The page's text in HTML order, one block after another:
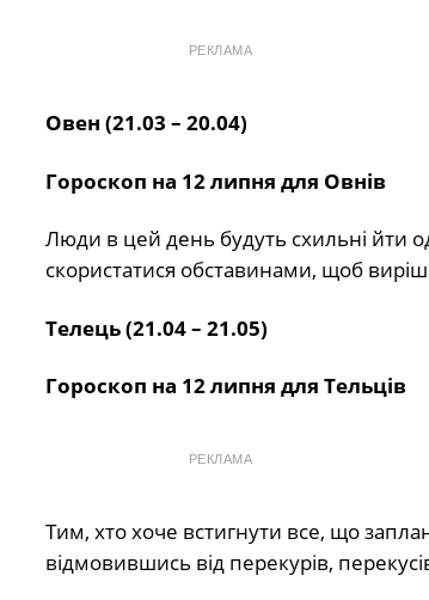
РЕКЛАМА
Овен (21.03 – 20.04)
Гороскоп на 12 липня для Овнів
Люди в цей день будуть схильні йти
скористатися обставинами, щоб
Телець (21.04 – 21.05)
Гороскоп на 12 липня для Тельців
РЕКЛАМА
Тим, хто хоче встигнути все, що
відмовившись від перекурів,